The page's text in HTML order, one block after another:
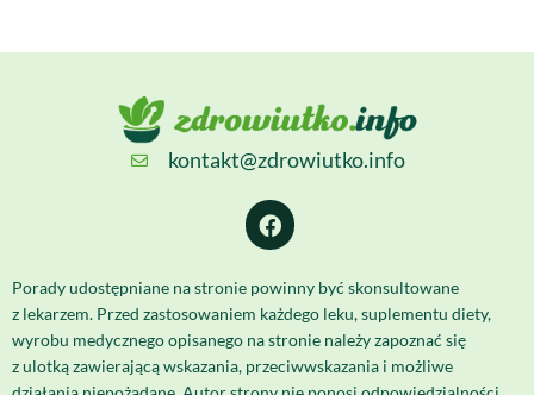
kontakt@zdrowiutko.info
Porady udostępniane na stronie powinny być skonsultowane
z lekarzem. Przed zastosowaniem każdego leku, suplementu diety,
wyrobu medycznego opisanego na stronie należy zapoznać się
z ulotką zawierającą wskazania, przeciwwskazania i możliwe